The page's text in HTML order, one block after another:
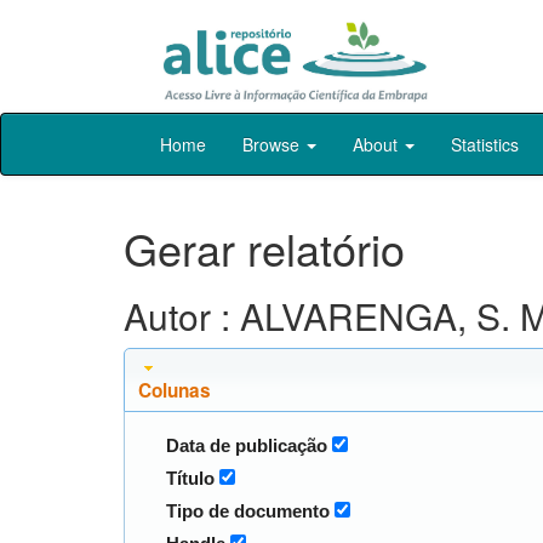
Skip
Home Browse About Statistics
Gerar relatório
Autor : ALVARENGA, S.
Colunas
Data de publicação
Título
Tipo de documento